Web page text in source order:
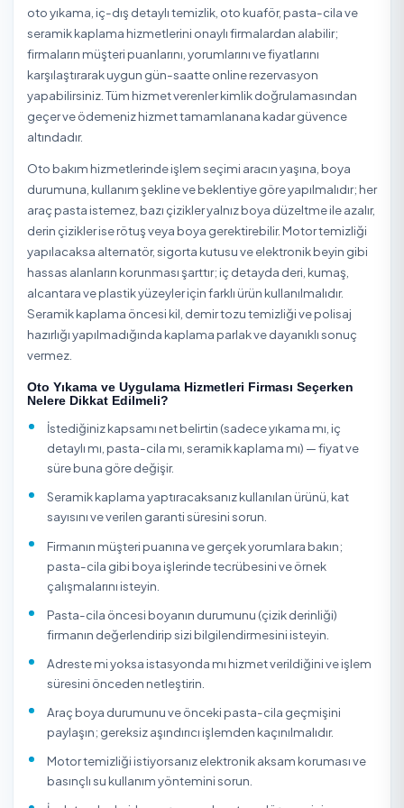
Fatih / İstanbul Dezenfeksiyon
Fatih / İstanbul Ev Temizliği Fatih / İstanbul Halı
Fatih / İstanbul İlaçlama
Fatih / İstanbul İnşaat Sonrası Temizlik
Fatih / İstanbul Koltuk Yıkama
Fatih / İstanbul Kuru Temizleme
Fatih / İstanbul Ofis Temizliği
Fatih / İstanbul Perde Yıkama
Fatih / İstanbul Saatlik/Günlük Yardımcı Hizmet
Oto yıkama ve uygulama hizmetleri; dış yıkamadan iç
temizliğe, motor temizliğinden pasta-cila ve seramik
kaplamaya kadar aracın hem görünümünü hem değerini
koruyan geniş bir hizmet grubudur. Basit dış yıkama
günlük kiri alırken; iç detaylı temizlik döşeme/koltuk
tavan, torpido ve plastik aksamın derin temizliğini
Pasta-cila aracın boyasındaki çizik ve matlığı gidererek
parlaklık kazandırır; seramik (nano) kaplama ise boyayı
süre su, kuş pisliği ve UV etkisine karşı koruyan bir
tabakasıdır. Yanlış ürün veya yetersiz teknik boyaya
çizik bırakabileceği için bu işlemler deneyim ister.
oto yıkama, iç-dış detaylı temizlik, oto kuaför, pasta-
seramik kaplama hizmetlerini onaylı firmalardan alabilir;
firmaların müşteri puanlarını, yorumlarını ve fiyatlarını
karşılaştırarak uygun gün-saatte online rezervasyon